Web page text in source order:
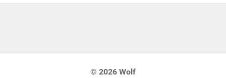
© 2026 Wolf